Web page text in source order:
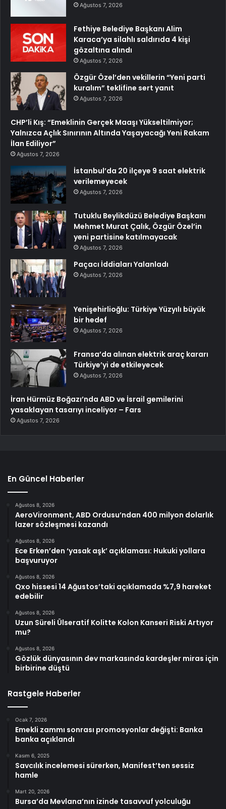
Ağustos 7, 2026
Fethiye Belediye Başkanı Alim
Karaca’ya silahlı saldırıda 4 kişi
gözaltına alındı
Ağustos 7, 2026
Özgür Özel’den vekillerin “Yeni parti
kuralım” teklifine sert yanıt
Ağustos 7, 2026
CHP’li Kış: “Emeklinin Gerçek Maaşı Yükseltilmiyor;
Yalnızca Açlık Sınırının Altında Yaşayacağı Yeni Rakam
İlan Ediliyor”
Ağustos 7, 2026
İstanbul’da 20 ilçeye 9 saat elektrik
verilemeyecek
Ağustos 7, 2026
Tutuklu Beylikdüzü Belediye Başkanı
Mehmet Murat Çalık, Özgür Özel’in
yeni partisine katılmayacak
Ağustos 7, 2026
Paçacı İddiaları Yalanladı
Ağustos 7, 2026
Yenişehirlioğlu: Türkiye Yüzyılı büyük
bir hedef
Ağustos 7, 2026
Fransa’da alınan elektrik araç kararı
Türkiye’yi de etkileyecek
Ağustos 7, 2026
İran Hürmüz Boğazı’nda ABD ve İsrail gemilerini
yasaklayan tasarıyı inceliyor – Fars
Ağustos 7, 2026
En Güncel Haberler
Ağustos 8, 2026
AeroVironment, ABD Ordusu’ndan 400 milyon dolarlık
lazer sözleşmesi kazandı
Ağustos 8, 2026
Ece Erken’den ‘yasak aşk’ açıklaması: Hukuki yollara
başvuruyor
Ağustos 8, 2026
Qxo hissesi 14 Ağustos’taki açıklamada %7,9 hareket
edebilir
Ağustos 8, 2026
Uzun Süreli Ülseratif Kolitte Kolon Kanseri Riski Artıyor
mu?
Ağustos 8, 2026
Gözlük dünyasının dev markasında kardeşler miras için
birbirine düştü
Rastgele Haberler
Ocak 7, 2026
Emekli zammı sonrası promosyonlar değişti: Banka
banka açıklandı
Kasım 6, 2025
Savcılık incelemesi sürerken, Manifest’ten sessiz
hamle
Mart 20, 2026
Bursa’da Mevlana’nın izinde tasavvuf yolculuğu